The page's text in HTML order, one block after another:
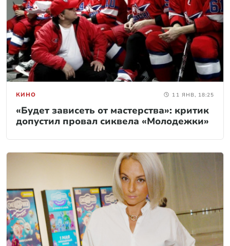
КИНО 11 ЯНВ, 18:25
«Будет зависеть от мастерства»: критик
допустил провал сиквела «Молодежки»